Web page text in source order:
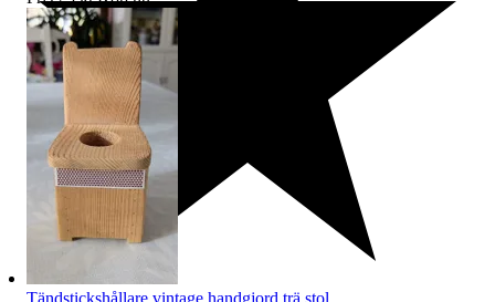
Tändstickshållare vintage handgjord trä stol